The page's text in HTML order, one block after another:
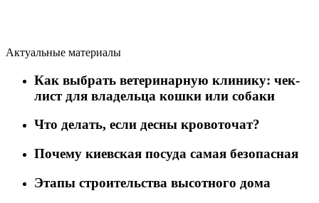
Актуальные материалы
Как выбрать ветеринарную клинику: чек-
лист для владельца кошки или собаки
Что делать, если десны кровоточат?
Почему киевская посуда самая безопасная
Этапы строительства высотного дома